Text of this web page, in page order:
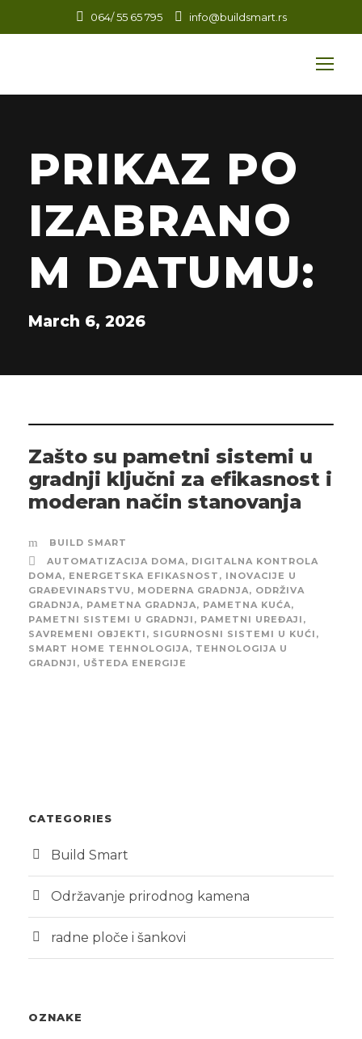
064/ 55 65 795 info@buildsmart.rs
PRIKAZ PO
IZABRANO
M DATUMU:
March 6, 2026
Zašto su pametni sistemi u
gradnji ključni za efikasnost i
moderan način stanovanja
BUILD SMART
AUTOMATIZACIJA DOMA, DIGITALNA KONTROLA
DOMA, ENERGETSKA EFIKASNOST , INOVACIJE U
GRAĐEVINARSTVU , MODERNA GRADNJA, ODRŽIVA
GRADNJA, PAMETNA GRADNJA, PAMETNA KUĆA,
PAMETNI SISTEMI U GRADNJI , PAMETNI UREĐAJI ,
SAVREMENI OBJEKTI , SIGURNOSNI SISTEMI U KUĆI ,
SMART HOME TEHNOLOGIJA, TEHNOLOGIJA U
GRADNJI , UŠTEDA ENERGIJE
CATEGORIES
Build Smart
Održavanje prirodnog kamena
radne ploče i šankovi
OZNAKE